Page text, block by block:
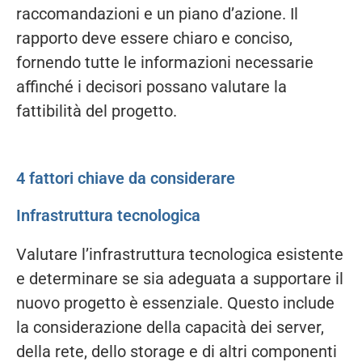
raccomandazioni e un piano d’azione. Il
rapporto deve essere chiaro e conciso,
fornendo tutte le informazioni necessarie
affinché i decisori possano valutare la
fattibilità del progetto.
4 fattori chiave da considerare
Infrastruttura tecnologica
Valutare l’infrastruttura tecnologica esistente
e determinare se sia adeguata a supportare il
nuovo progetto è essenziale. Questo include
la considerazione della capacità dei server,
della rete, dello storage e di altri componenti